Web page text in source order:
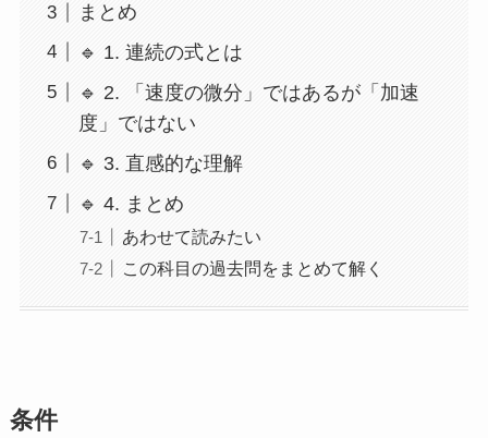
まとめ
🔹 1. 連続の式とは
🔹 2. 「速度の微分」ではあるが「加速
度」ではない
🔹 3. 直感的な理解
🔹 4. まとめ
あわせて読みたい
この科目の過去問をまとめて解く
条件